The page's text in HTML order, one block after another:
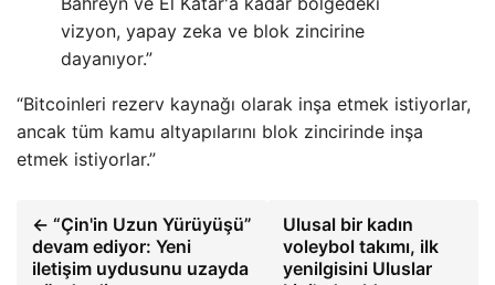
vizyon, yapay zeka ve blok zincirine
dayanıyor.”
“Bitcoinleri rezerv kaynağı olarak inşa etmek istiyorlar,
ancak tüm kamu altyapılarını blok zincirinde inşa
etmek istiyorlar.”
← “Çin'in Uzun Yürüyüşü”
devam ediyor: Yeni
iletişim uydusunu uzayda
Ulusal bir kadın
voleybol takımı, ilk
yenilgisini Uluslar